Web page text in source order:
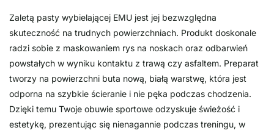
Zaletą pasty wybielającej EMU jest jej bezwzględna
skuteczność na trudnych powierzchniach. Produkt doskonale
radzi sobie z maskowaniem rys na noskach oraz odbarwień
powstałych w wyniku kontaktu z trawą czy asfaltem. Preparat
tworzy na powierzchni buta nową, białą warstwę, która jest
odporna na szybkie ścieranie i nie pęka podczas chodzenia.
Dzięki temu Twoje obuwie sportowe odzyskuje świeżość i
estetykę, prezentując się nienagannie podczas treningu, w